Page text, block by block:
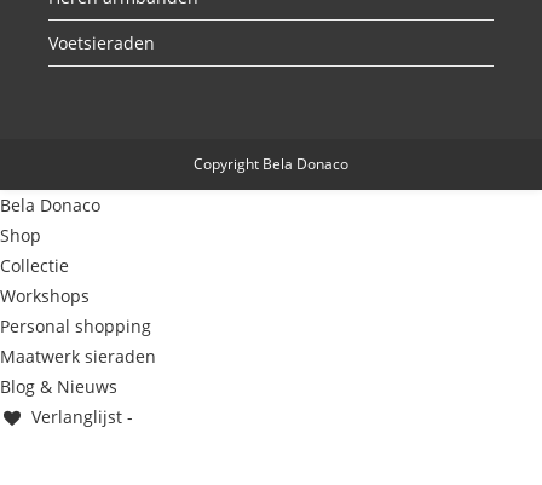
Voetsieraden
Copyright Bela Donaco
Bela Donaco
Shop
Collectie
Workshops
Personal shopping
Maatwerk sieraden
Blog & Nieuws
Verlanglijst -